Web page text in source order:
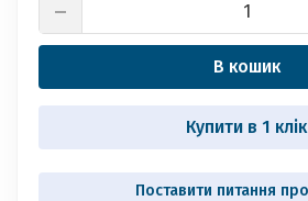
В кошик
Купити в 1 клік